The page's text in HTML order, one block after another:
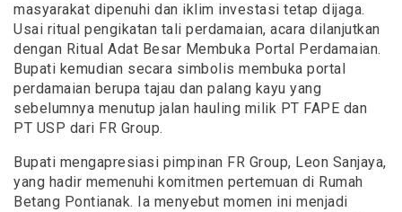
masyarakat dipenuhi dan iklim investasi tetap dijaga.
Usai ritual pengikatan tali perdamaian, acara dilanjutkan
dengan Ritual Adat Besar Membuka Portal Perdamaian.
Bupati kemudian secara simbolis membuka portal
perdamaian berupa tajau dan palang kayu yang
sebelumnya menutup jalan hauling milik PT FAPE dan
PT USP dari FR Group.
Bupati mengapresiasi pimpinan FR Group, Leon Sanjaya,
yang hadir memenuhi komitmen pertemuan di Rumah
Betang Pontianak. Ia menyebut momen ini menjadi